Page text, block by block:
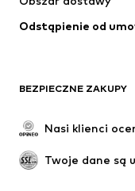
Odstąpienie od
BEZPIECZNE ZAKUPY
Nasi klienci
Twoje dane są